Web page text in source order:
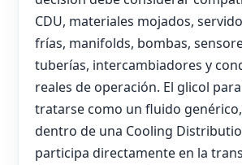
CDU, materiales mojados,
frías, manifolds, bombas,
tuberías, intercambiadores y
reales de operación. El glicol
tratarse como un fluido
dentro de una Cooling
participa directamente en la